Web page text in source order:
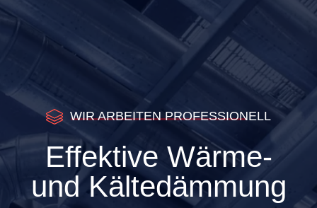
WIR ARBEITEN PROFESSIONELL
Effektive Wärme-
und Kältedämmung